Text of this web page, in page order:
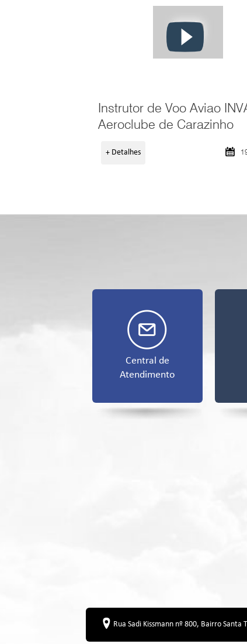
Instrutor de Voo Aviao
Aeroclube de Carazinho
+ Detalhes
Central de
Atendimento
Rua Sadi Kissmann nº 800, Bairro Santa